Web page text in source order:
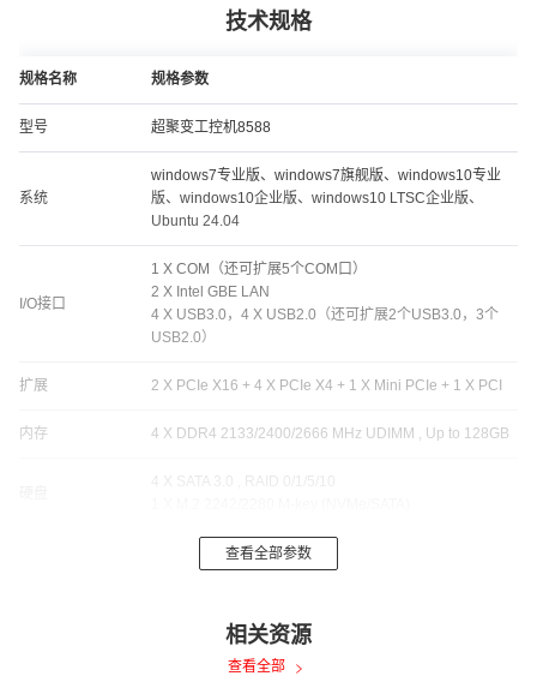
技术规格
规格名称 规格参数
型号 超聚变工控机8588
系统
windows7专业版、windows7旗舰版、windows10专业
版、windows10企业版、windows10 LTSC企业版、
Ubuntu 24.04
I/O接口
1 X COM（还可扩展5个COM口）
2 X Intel GBE LAN
4 X USB3.0，4 X USB2.0（还可扩展2个USB3.0，3个
USB2.0）
扩展 2 X PCIe X16 + 4 X PCIe X4 + 1 X Mini PCIe + 1 X PCI
内存 4 X DDR4 2133/2400/2666 MHz UDIMM , Up to 128GB
4 X SATA 3.0 , RAID 0/1/5/10
提供300W、600W、750W、850W、1000W、1250W、
2000W电源，根据整机功耗选择电源
CPU散热器（可选2U下压式散热器、3U塔式散热器），
主板散热风扇，电源散热风扇
查看全部参数
相关资源
查看全部